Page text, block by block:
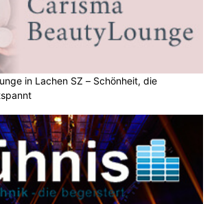
in Lachen SZ – Schönheit, die